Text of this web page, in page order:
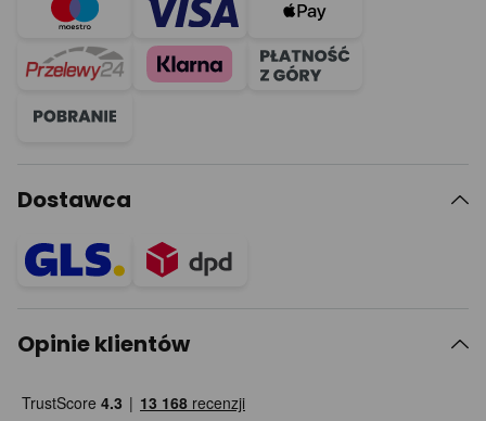
Dostawca
Opinie klientów